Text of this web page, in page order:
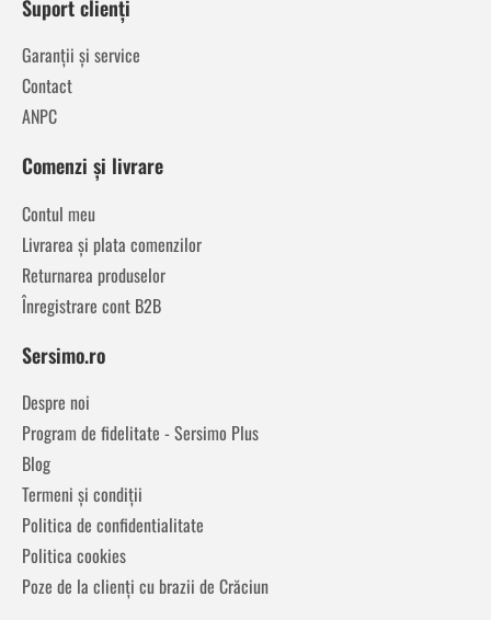
Suport clienți
Garanții și service
Contact
ANPC
Comenzi și livrare
Contul meu
Livrarea și plata comenzilor
Returnarea produselor
Înregistrare cont B2B
Sersimo.ro
Despre noi
Program de fidelitate - Sersimo Plus
Blog
Termeni și condiții
Politica de confidentialitate
Politica cookies
Poze de la clienți cu brazii de Crăciun